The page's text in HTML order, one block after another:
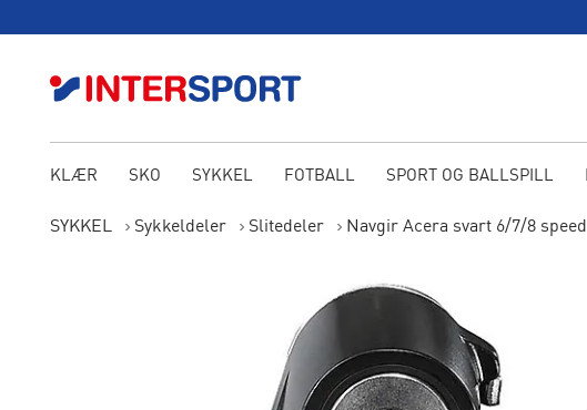
KLÆR SKO SYKKEL FOTBALL SPORT OG BALLSPILL
SYKKEL Sykkeldeler Slitedeler Navgir Acera svart 6/7/8 speed